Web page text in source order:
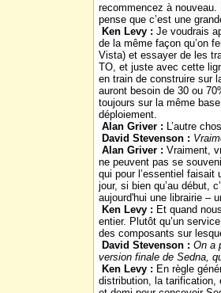
recommencez à
pense que c’est une
Ken Levy : Je voudrais
de la même façon qu’on
Vista) et essayer de les
TO, et juste avec cette
en train de construire sur
auront besoin de 30 ou
toujours sur la même
déploiement.
Alan Griver : L’autre
David Stevenson :
Alan Griver : Vraiment,
ne peuvent pas se
qui pour l’essentiel
jour, si bien qu’au début,
aujourd'hui une librairie –
Ken Levy : Et quand
entier. Plutôt qu’un
des composants sur
David Stevenson : On a
version finale de Sedna,
Ken Levy : En règle
distribution, la tarification,